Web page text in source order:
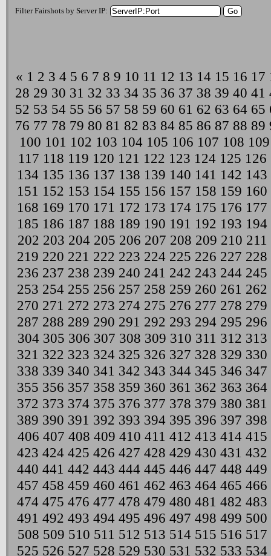
Filter Fairshots by Server IP:
« 1 2 3 4 5 6 7 8 9 10 11 12 13 14 15 16 17
28 29 30 31 32 33 34 35 36 37 38 39 40 41
52 53 54 55 56 57 58 59 60 61 62 63 64 65
76 77 78 79 80 81 82 83 84 85 86 87 88 89
100 101 102 103 104 105 106 107 108 109
117 118 119 120 121 122 123 124 125 126
134 135 136 137 138 139 140 141 142 143
151 152 153 154 155 156 157 158 159 160
168 169 170 171 172 173 174 175 176 177
185 186 187 188 189 190 191 192 193 194
202 203 204 205 206 207 208 209 210 211
219 220 221 222 223 224 225 226 227 228
236 237 238 239 240 241 242 243 244 245
253 254 255 256 257 258 259 260 261 262
270 271 272 273 274 275 276 277 278 279
287 288 289 290 291 292 293 294 295 296
304 305 306 307 308 309 310 311 312 313
321 322 323 324 325 326 327 328 329 330
338 339 340 341 342 343 344 345 346 347
355 356 357 358 359 360 361 362 363 364
372 373 374 375 376 377 378 379 380 381
389 390 391 392 393 394 395 396 397 398
406 407 408 409 410 411 412 413 414 415
423 424 425 426 427 428 429 430 431 432
440 441 442 443 444 445 446 447 448 449
457 458 459 460 461 462 463 464 465 466
474 475 476 477 478 479 480 481 482 483
491 492 493 494 495 496 497 498 499 500
508 509 510 511 512 513 514 515 516 517
525 526 527 528 529 530 531 532 533 534